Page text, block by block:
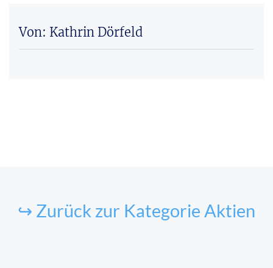
Von: Kathrin Dörfeld
↪ Zurück zur Kategorie Aktien